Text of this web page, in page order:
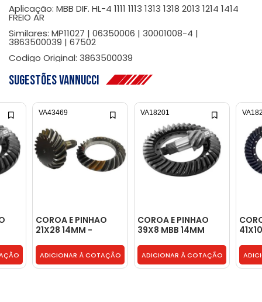
Aplicação: MBB DIF. HL-4 1111 1113 1313 1318 2013 1214 1414
FREIO AR
Similares: MP11027 | 06350006 | 30001008-4 |
3863500039 | 67502
Codigo Original: 3863500039
Sugestões Vannucci
COROA E PINHAO
21X28 14MM -
ADICIONAR À COTAÇÃO
VA43469
COROA E PINHAO
39X8 MBB 14MM
3443500239
ADICIONAR À COTAÇÃO
VA18201